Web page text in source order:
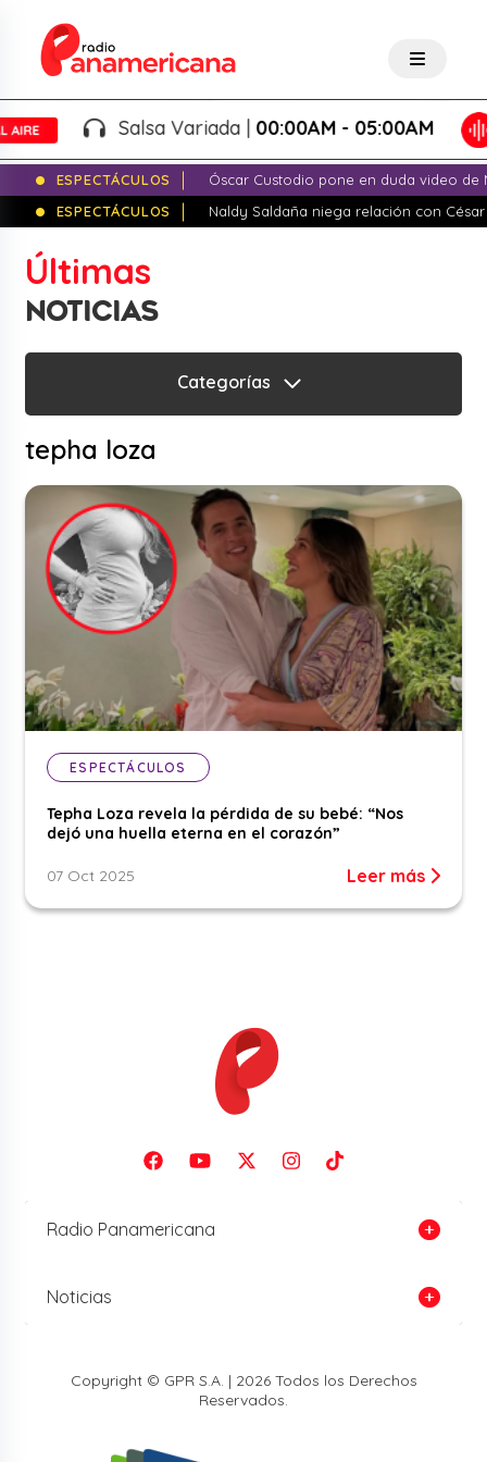
Salsa Variada | 00:00AM - 05:00AM
ESPECTÁCULOS
Óscar Custodio pone en duda video de
ESPECTÁCULOS
Naldy Saldaña niega relación con
Últimas
NOTICIAS
Categorías
tepha loza
ESPECTÁCULOS
Tepha Loza revela la pérdida de su bebé: “Nos
dejó una huella eterna en el corazón”
07 Oct 2025 Leer más
Radio Panamericana
Noticias
Copyright © GPR S.A. | 2026 Todos los Derechos
Reservados.